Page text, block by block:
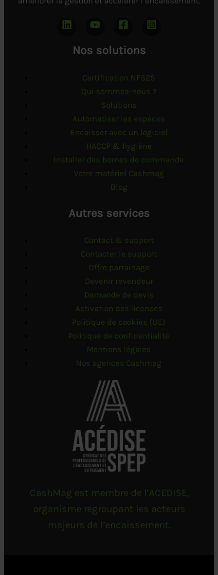
Nos solutions
Certification NF525
Qui sommes-nous ?
Solutions
Automatiser les espèces
Encaisser avec un logiciel
HACCP & hygiène
Installer des bornes de commande
Votre matériel Cashmag
Blog
Autres services
Contact & support
Contacter le support
Offre parrainage
Devenir revendeur
Demande de devis
Activation des licences
Politique de cookies (UE)
Politique de confidentialité
Mentions légales
Nos agences Cashmag
CashMag est membre de l’ACEDISE,
organisme regroupant les acteurs
majeurs de l’encaissement.